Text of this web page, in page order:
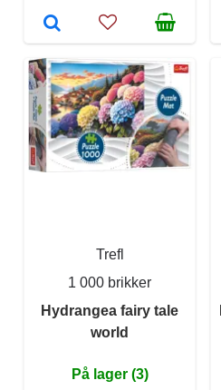
Trefl
1 000 brikker
Hydrangea fairy tale
world
På lager (3)